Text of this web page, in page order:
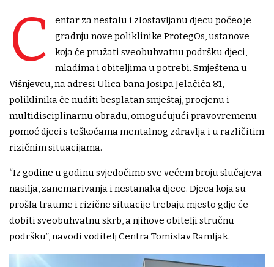
C
entar za nestalu i zlostavljanu djecu počeo je
gradnju nove poliklinike ProtegOs, ustanove
koja će pružati sveobuhvatnu podršku djeci,
mladima i obiteljima u potrebi. Smještena u
Višnjevcu, na adresi Ulica bana Josipa Jelačića 81,
poliklinika će nuditi besplatan smještaj, procjenu i
multidisciplinarnu obradu, omogućujući pravovremenu
pomoć djeci s teškoćama mentalnog zdravlja i u različitim
rizičnim situacijama.
“Iz godine u godinu svjedočimo sve većem broju slučajeva
nasilja, zanemarivanja i nestanaka djece. Djeca koja su
prošla traume i rizične situacije trebaju mjesto gdje će
dobiti sveobuhvatnu skrb, a njihove obitelji stručnu
podršku”, navodi voditelj Centra Tomislav Ramljak.